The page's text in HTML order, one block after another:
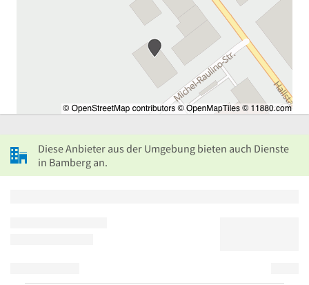
Diese Anbieter aus der Umgebung bieten auch Dienste
in Bamberg an.